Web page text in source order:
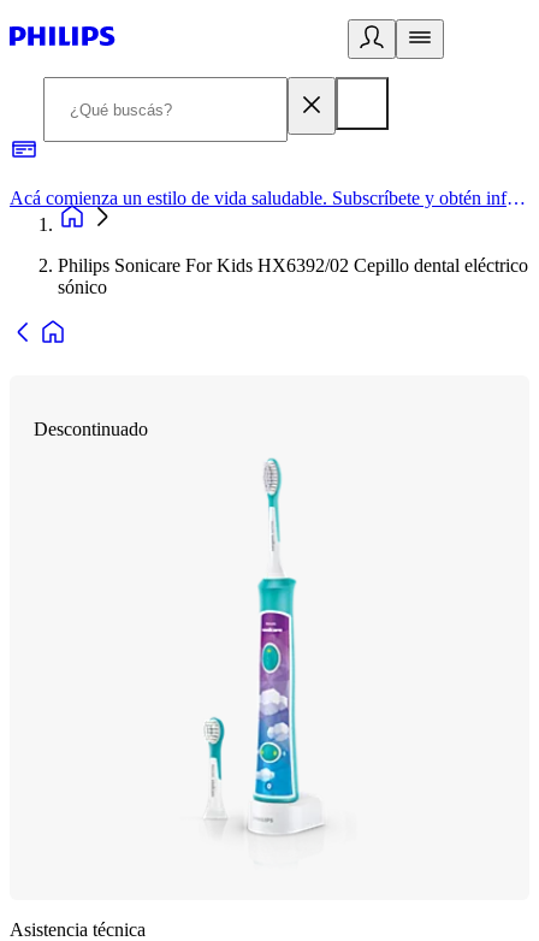
Acá comienza un estilo de vida saludable. Subscríbete y obtén información de primera mano
Philips Sonicare For Kids HX6392/02 Cepillo dental eléctrico
sónico
Descontinuado
Asistencia técnica